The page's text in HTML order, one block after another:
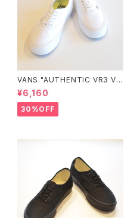
VANS "AUTHENTIC VR3 VN
0005UDTBD"
¥6,160
30%OFF